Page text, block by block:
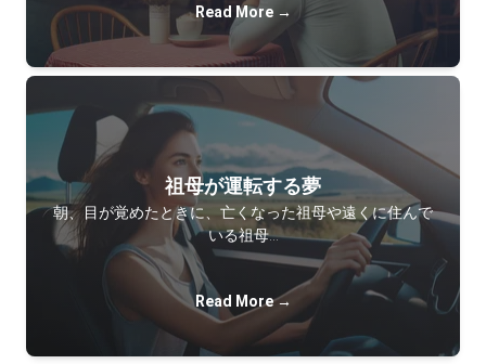
Read More →
祖母が運転する夢
朝、目が覚めたときに、亡くなった祖母や遠くに住んで
いる祖母…
Read More →